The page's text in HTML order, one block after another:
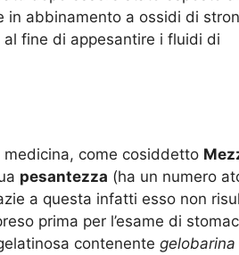
abbinamento a ossidi di
fine di appesantire i fluidi di
come cosiddetto
pesantezza (ha un numero
a questa infatti esso non
prima per l’esame di
contenente gelobarina